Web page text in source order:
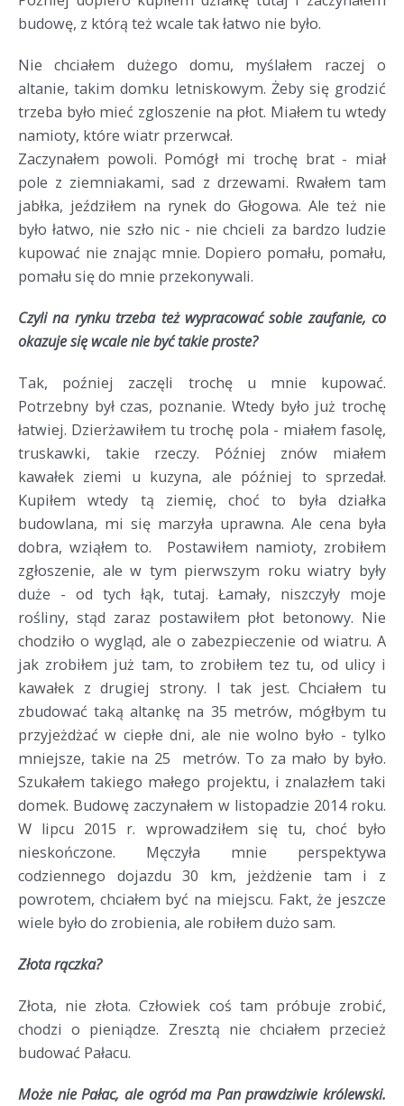
budowę, z którą też wcale tak łatwo nie było.
Nie chciałem dużego domu, myślałem raczej o
altanie, takim domku letniskowym. Żeby się grodzić
trzeba było mieć zgloszenie na płot. Miałem tu wtedy
namioty, które wiatr przerwcał.
Zaczynałem powoli. Pomógł mi trochę brat - miał
pole z ziemniakami, sad z drzewami. Rwałem tam
jabłka, jeździłem na rynek do Głogowa. Ale też nie
było łatwo, nie szło nic - nie chcieli za bardzo ludzie
kupować nie znając mnie. Dopiero pomału, pomału,
pomału się do mnie przekonywali.
Czyli na rynku trzeba też wypracować sobie zaufanie, co
okazuje się wcale nie być takie proste?
Tak, poźniej zaczęli trochę u mnie kupować.
Potrzebny był czas, poznanie. Wtedy było już trochę
łatwiej. Dzierżawiłem tu trochę pola - miałem fasolę,
truskawki, takie rzeczy. Później znów miałem
kawałek ziemi u kuzyna, ale później to sprzedał.
Kupiłem wtedy tą ziemię, choć to była działka
budowlana, mi się marzyła uprawna. Ale cena była
dobra, wziąłem to. Postawiłem namioty, zrobiłem
zgłoszenie, ale w tym pierwszym roku wiatry były
duże - od tych łąk, tutaj. Łamały, niszczyły moje
rośliny, stąd zaraz postawiłem płot betonowy. Nie
chodziło o wygląd, ale o zabezpieczenie od wiatru. A
jak zrobiłem już tam, to zrobiłem tez tu, od ulicy i
kawałek z drugiej strony. I tak jest. Chciałem tu
zbudować taką altankę na 35 metrów, mógłbym tu
przyjeżdżać w ciepłe dni, ale nie wolno było - tylko
mniejsze, takie na 25 metrów. To za mało by było.
Szukałem takiego małego projektu, i znalazłem taki
domek. Budowę zaczynałem w listopadzie 2014 roku.
W lipcu 2015 r. wprowadziłem się tu, choć było
nieskończone. Męczyła mnie perspektywa
codziennego dojazdu 30 km, jeżdżenie tam i z
powrotem, chciałem być na miejscu. Fakt, że jeszcze
wiele było do zrobienia, ale robiłem dużo sam.
Złota rączka?
Złota, nie złota. Człowiek coś tam próbuje zrobić,
chodzi o pieniądze. Zresztą nie chciałem przecież
budować Pałacu.
Może nie Pałac, ale ogród ma Pan prawdziwie królewski.